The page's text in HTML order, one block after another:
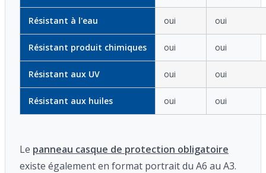
Résistant à l'eau oui oui
Résistant produit chimiques oui oui
Résistant aux UV oui oui
Résistant aux huiles oui oui
Le panneau casque de protection obligatoire
existe également en format portrait du A6 au A3.